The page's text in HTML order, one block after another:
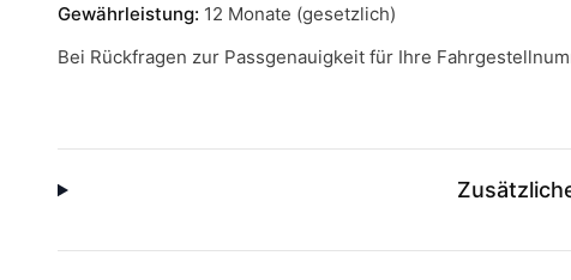
Gewährleistung: 12 Monate (gesetzlich)
Bei Rückfragen zur Passgenauigkeit für Ihre